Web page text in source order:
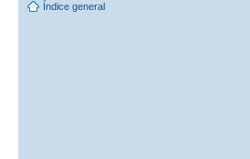
Índice general